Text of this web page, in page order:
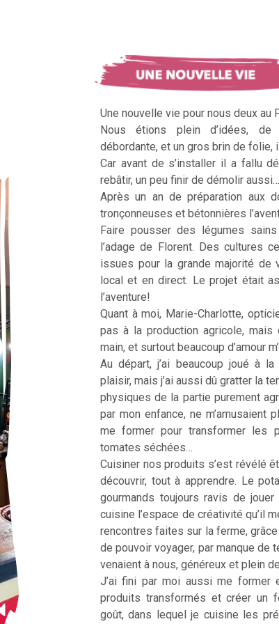
Une nouvelle vie pour nous deux au
Nous étions plein d’idées, de
débordante, et un gros brin de folie,
Car avant de s’installer il a fallu
rebâtir, un peu finir de démolir aussi…
Après un an de préparation aux
tronçonneuses et bétonnières
Faire pousser des légumes
l’adage de Florent. Des cultures
issues pour la grande majorité de
local et en direct. Le projet était
l’aventure!
Quant à moi, Marie-Charlotte,
pas à la production agricole,
main, et surtout beaucoup d’amour
Au départ, j’ai beaucoup joué à
plaisir, mais j’ai aussi dû gratter la
physiques de la partie purement
par mon enfance, ne m’amusaient
me former pour transformer les
tomates séchées…
Cuisiner nos produits s’est révélé
découvrir, tout à apprendre. Le
gourmands toujours ravis de
cuisine l’espace de créativité qu’il
rencontres faites sur la ferme,
de pouvoir voyager, par manque de
venaient à nous, généreux et plein
J’ai fini par moi aussi me former
produits transformés et créer un
goût, dans lequel je cuisine les